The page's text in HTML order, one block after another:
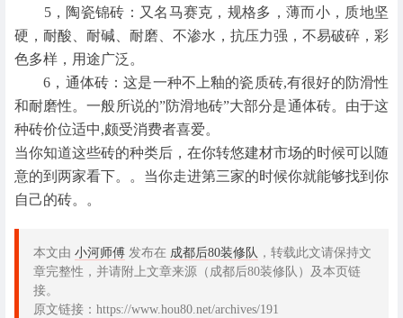
5，陶瓷锦砖：又名马赛克，规格多，薄而小，质地坚
硬，耐酸、耐碱、耐磨、不渗水，抗压力强，不易破碎，彩
色多样，用途广泛。
6，通体砖：这是一种不上釉的瓷质砖,有很好的防滑性
和耐磨性。一般所说的”防滑地砖”大部分是通体砖。由于这
种砖价位适中,颇受消费者喜爱。
当你知道这些砖的种类后，在你转悠建材市场的时候可以随
意的到两家看下。。当你走进第三家的时候你就能够找到你
自己的砖。。
本文由 小河师傅 发布在 成都后80装修队 ，转载此文请保持文
章完整性，并请附上文章来源（成都后80装修队）及本页链
接。
原文链接：https://www.hou80.net/archives/191